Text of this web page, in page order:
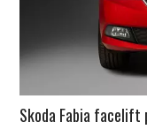
Skoda Fabia facelift